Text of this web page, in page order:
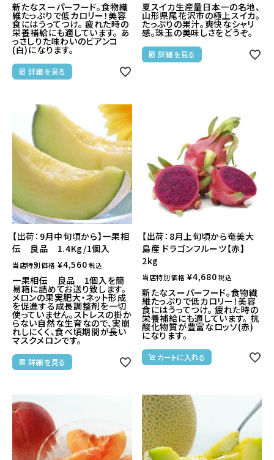
新たなスーパーフード。食物繊
維たっぷりで低カロリー！美容
食にはうってつけ。 疲れた時の
栄養補給にも適しています。 あ
っさしりた味わいのビアンコ
(白)になります。
詳細を見る
夏スイカ生産量日本一の名地、
山形県尾花沢市の極上スイカ。
たっぷりの果汁。爽快なシャリ
感。珠玉の美味しさをどうぞ。
詳細を見る
【出荷：9月中旬頃から】一果相
伝 良品 1.4Kg/1個入
当店特別価格 ¥4,560 税込
一果相伝 良品 1個入を簡
易箱に詰めてお送り致します。
メロンの果実肥大・ネット形成
を促進する成長調整剤を一切
使っていません。ストレスの掛か
らない自然な生育なので、実崩
れしにくく、食べ頃期間が長い
マスクメロンです。
詳細を見る
【出荷：8月上旬頃から奄美大
島産 ドラゴンフルーツ【赤】
2kg
当店特別価格 ¥4,680 税込
新たなスーパーフード。食物繊
維たっぷりで低カロリー！美容
食にはうってつけ。 疲れた時の
栄養補給にも適しています。 抗
酸化物質が豊富なロッソ(赤)
になります。
カートに入れる